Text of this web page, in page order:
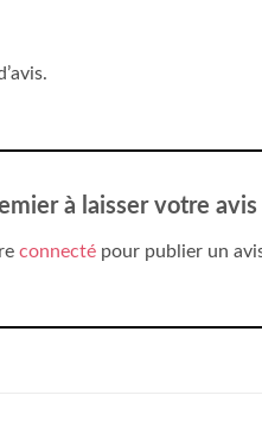
à laisser votre avis
connecté pour publier un